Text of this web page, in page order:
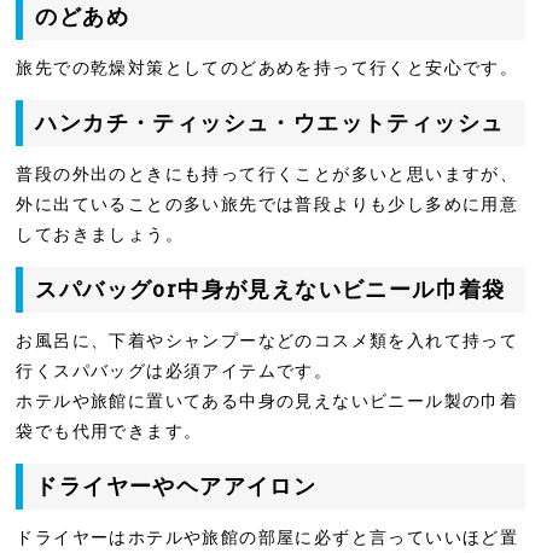
のどあめ
旅先での乾燥対策としてのどあめを持って行くと安心です。
ハンカチ・ティッシュ・ウエットティッシュ
普段の外出のときにも持って行くことが多いと思いますが、
外に出ていることの多い旅先では普段よりも少し多めに用意
しておきましょう。
スパバッグor中身が見えないビニール巾着袋
お風呂に、下着やシャンプーなどのコスメ類を入れて持って
行くスパバッグは必須アイテムです。
ホテルや旅館に置いてある中身の見えないビニール製の巾着
袋でも代用できます。
ドライヤーやヘアアイロン
ドライヤーはホテルや旅館の部屋に必ずと言っていいほど置